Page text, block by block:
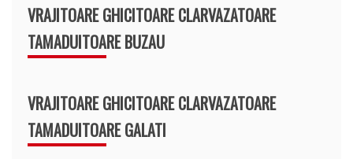
VRAJITOARE GHICITOARE CLARVAZATOARE
TAMADUITOARE BUZAU
VRAJITOARE GHICITOARE CLARVAZATOARE
TAMADUITOARE GALATI